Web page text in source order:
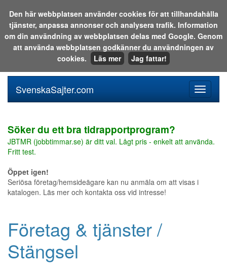
Sök i katalogen eller på webben:
meny
SvenskaSajter.com
Söker du ett bra tidrapportprogram?
JBTMR (jobbtimmar.se) är ditt val. Lågt pris - enkelt att använda.
Fritt test.
Öppet igen!
Seriösa företag/hemsideägare kan nu anmäla om att visas i
katalogen. Läs mer och kontakta oss vid intresse!
Företag & tjänster /
Stängsel
Den här webbplatsen använder cookies för att tillhandahålla
tjänster, anpassa annonser och analysera trafik. Information
om din användning av webbplatsen delas med Google. Genom
att använda webbplatsen godkänner du användningen av
cookies.
Läs mer Jag fattar!